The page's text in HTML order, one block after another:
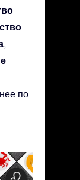
по